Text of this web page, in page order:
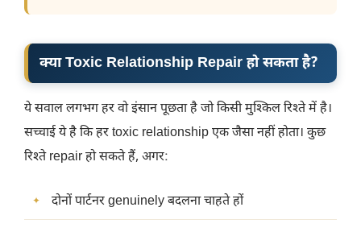
क्या Toxic Relationship Repair हो सकता है?
ये सवाल लगभग हर वो इंसान पूछता है जो किसी मुश्किल रिश्ते में है।
सच्चाई ये है कि हर toxic relationship एक जैसा नहीं होता। कुछ
रिश्ते repair हो सकते हैं, अगर:
दोनों पार्टनर genuinely बदलना चाहते हों